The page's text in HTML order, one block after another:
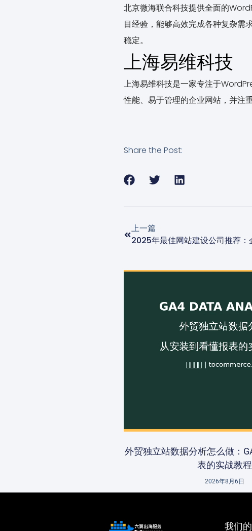
北京微海联合科技提供全面的
目经验，能够高效完成各种复杂需
稳定。
上海易维科技
上海易维科技是一家专注于
性能、易于管理的企业网站，并注
Share the Post:
上一篇
2025年最佳网站建设公司推荐：
外贸独立站数据分析怎么做：
表的实战教程
2026年8月6日
我们